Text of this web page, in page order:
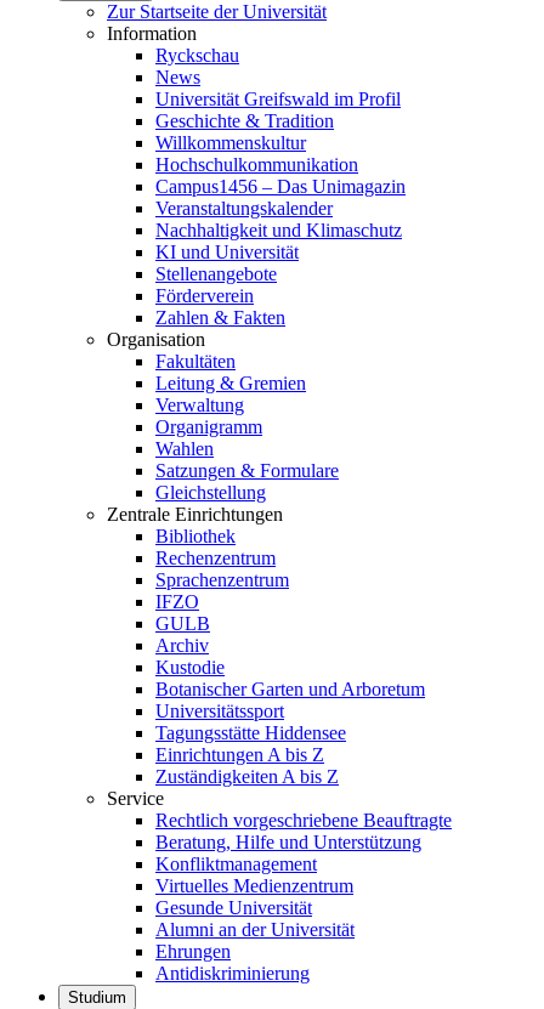
Zur Startseite der Universität
Information
Ryckschau
News
Universität Greifswald im Profil
Geschichte & Tradition
Willkommenskultur
Hochschulkommunikation
Campus1456 – Das Unimagazin
Veranstaltungskalender
Nachhaltigkeit und Klimaschutz
KI und Universität
Stellenangebote
Förderverein
Zahlen & Fakten
Organisation
Fakultäten
Leitung & Gremien
Verwaltung
Organigramm
Wahlen
Satzungen & Formulare
Gleichstellung
Zentrale Einrichtungen
Bibliothek
Rechenzentrum
Sprachenzentrum
IFZO
GULB
Archiv
Kustodie
Botanischer Garten und Arboretum
Universitätssport
Tagungsstätte Hiddensee
Einrichtungen A bis Z
Zuständigkeiten A bis Z
Service
Rechtlich vorgeschriebene Beauftragte
Beratung, Hilfe und Unterstützung
Konfliktmanagement
Virtuelles Medienzentrum
Gesunde Universität
Alumni an der Universität
Ehrungen
Antidiskriminierung
Studium